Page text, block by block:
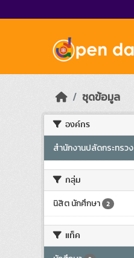
ชุดข้อมูล
องค์กร
สำนักงานปลัดกระทรวง
กลุ่ม
นิสิต นักศึกษา 2
แท็ค